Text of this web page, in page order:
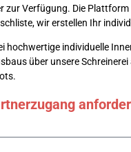
zur Verfügung. Die
wir erstellen Ihr
hochwertige individuelle
über unsere